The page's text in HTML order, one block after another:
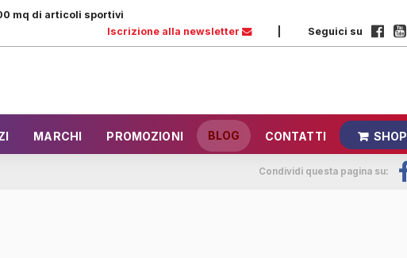
mq di articoli sportivi
Iscrizione alla newsletter
Seguici su
MARCHI PROMOZIONI BLOG CONTATTI SHOP
Condividi questa pagina su: